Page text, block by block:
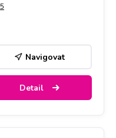
Navigovat
Detail